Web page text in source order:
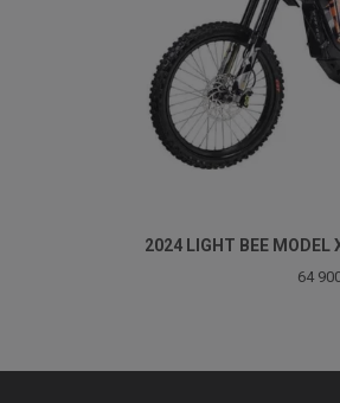
2024 LIGHT BEE MODEL
64